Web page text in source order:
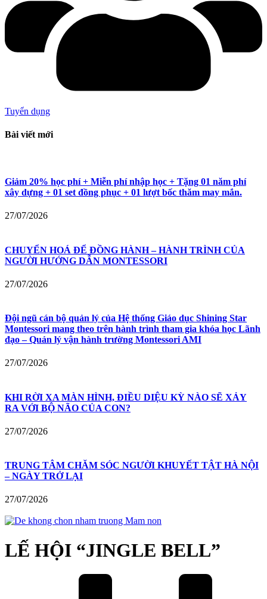
Tuyển dụng
Bài viết mới
Giảm 20% học phí + Miễn phí nhập học + Tặng 01 năm phí
xây dựng + 01 set đồng phục + 01 lượt bốc thăm may mắn.
27/07/2026
CHUYỂN HOÁ ĐỂ ĐỒNG HÀNH – HÀNH TRÌNH CỦA
NGƯỜI HƯỚNG DẪN MONTESSORI
27/07/2026
Đội ngũ cán bộ quản lý của Hệ thống Giáo dục Shining Star
Montessori mang theo trên hành trình tham gia khóa học Lãnh
đạo – Quản lý vận hành trường Montessori AMI
27/07/2026
KHI RỜI XA MÀN HÌNH, ĐIỀU DIỆU KỲ NÀO SẼ XẢY
RA VỚI BỘ NÃO CỦA CON?
27/07/2026
TRUNG TÂM CHĂM SÓC NGƯỜI KHUYẾT TẬT HÀ NỘI
– NGÀY TRỞ LẠI
27/07/2026
LẾ HỘI “JINGLE BELL”